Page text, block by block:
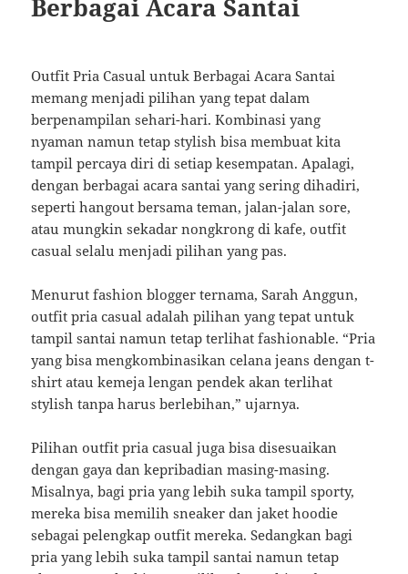
Berbagai Acara Santai
Outfit Pria Casual untuk Berbagai Acara Santai
memang menjadi pilihan yang tepat dalam
berpenampilan sehari-hari. Kombinasi yang
nyaman namun tetap stylish bisa membuat kita
tampil percaya diri di setiap kesempatan. Apalagi,
dengan berbagai acara santai yang sering dihadiri,
seperti hangout bersama teman, jalan-jalan sore,
atau mungkin sekadar nongkrong di kafe, outfit
casual selalu menjadi pilihan yang pas.
Menurut fashion blogger ternama, Sarah Anggun,
outfit pria casual adalah pilihan yang tepat untuk
tampil santai namun tetap terlihat fashionable. “Pria
yang bisa mengkombinasikan celana jeans dengan t-
shirt atau kemeja lengan pendek akan terlihat
stylish tanpa harus berlebihan,” ujarnya.
Pilihan outfit pria casual juga bisa disesuaikan
dengan gaya dan kepribadian masing-masing.
Misalnya, bagi pria yang lebih suka tampil sporty,
mereka bisa memilih sneaker dan jaket hoodie
sebagai pelengkap outfit mereka. Sedangkan bagi
pria yang lebih suka tampil santai namun tetap